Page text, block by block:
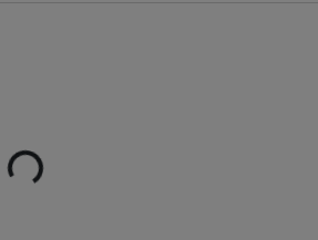
Loading...